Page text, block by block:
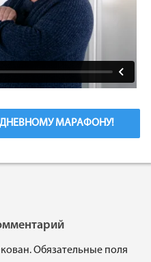
ДНЕВНОМУ МАРАФОНУ!
Обязательные поля